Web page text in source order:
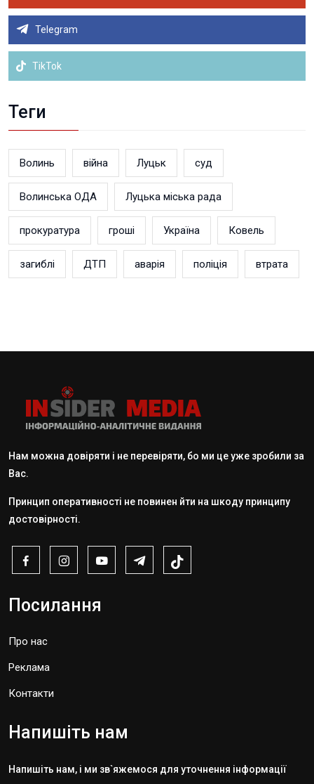
Telegram
TikTok
Теги
Волинь війна Луцьк суд
Волинська ОДА Луцька міська рада
прокуратура гроші Україна Ковель
загиблі ДТП аварія поліція втрата
Нам можна довіряти і не перевіряти, бо ми це уже зробили за
Вас.
Принцип оперативності не повинен йти на шкоду принципу
достовірності.
Посилання
Про нас
Реклама
Контакти
Напишіть нам
Напишіть нам, і ми зв`яжемося для уточнення інформації